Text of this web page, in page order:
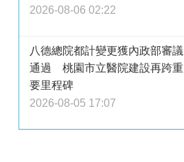
2026-08-06 02:22
八德總院都計變更獲內政部審議
通過 桃園市立醫院建設再跨重
要里程碑
2026-08-05 17:07